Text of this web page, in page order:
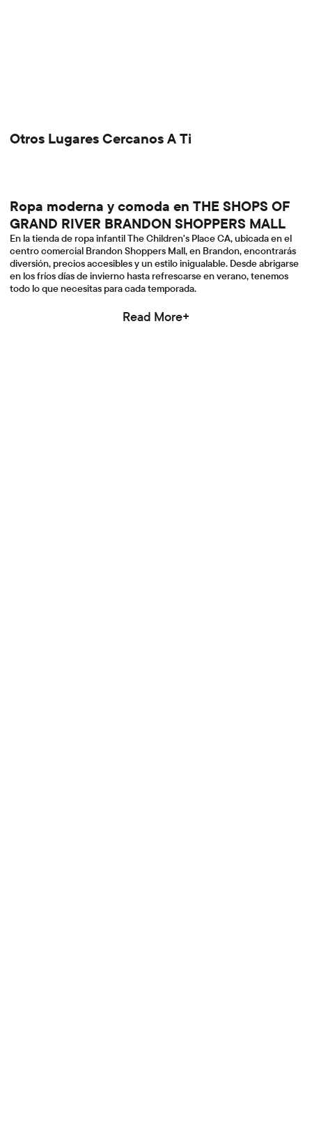
Otros Lugares Cercanos A Ti
Ropa moderna y comoda en THE SHOPS OF
GRAND RIVER BRANDON SHOPPERS MALL
En la tienda de ropa infantil The Children's Place CA, ubicada en el
centro comercial Brandon Shoppers Mall, en Brandon, encontrarás
diversión, precios accesibles y un estilo inigualable. Desde abrigarse
en los fríos días de invierno hasta refrescarse en verano, tenemos
todo lo que necesitas para cada temporada.
Read More+